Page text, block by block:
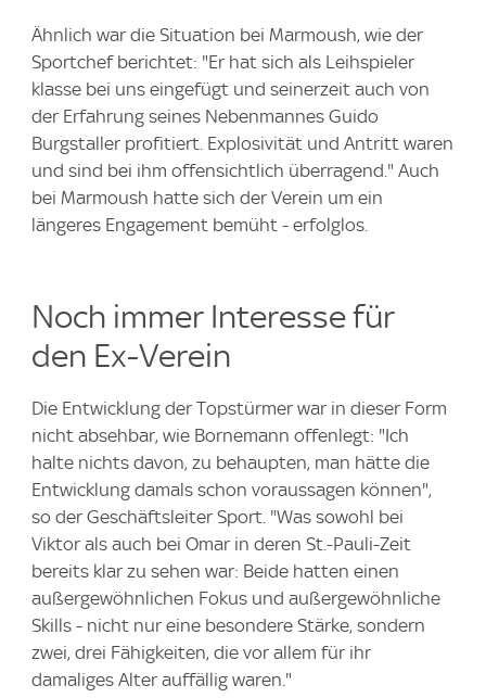
Ähnlich war die Situation bei Marmoush, wie der
Sportchef berichtet: "Er hat sich als Leihspieler
klasse bei uns eingefügt und seinerzeit auch von
der Erfahrung seines Nebenmannes Guido
Burgstaller profitiert. Explosivität und Antritt waren
und sind bei ihm offensichtlich überragend." Auch
bei Marmoush hatte sich der Verein um ein
längeres Engagement bemüht - erfolglos.
Noch immer Interesse für
den Ex-Verein
Die Entwicklung der Topstürmer war in dieser Form
nicht absehbar, wie Bornemann offenlegt: "Ich
halte nichts davon, zu behaupten, man hätte die
Entwicklung damals schon voraussagen können",
so der Geschäftsleiter Sport. "Was sowohl bei
Viktor als auch bei Omar in deren St.-Pauli-Zeit
bereits klar zu sehen war: Beide hatten einen
außergewöhnlichen Fokus und außergewöhnliche
Skills - nicht nur eine besondere Stärke, sondern
zwei, drei Fähigkeiten, die vor allem für ihr
damaliges Alter auffällig waren."